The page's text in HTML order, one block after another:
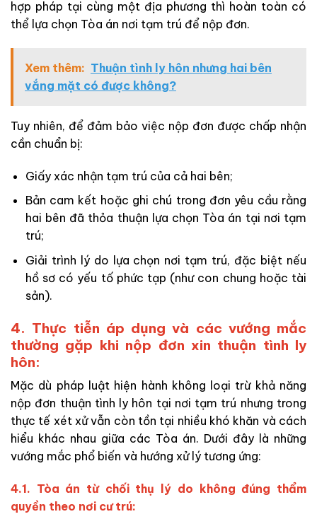
hợp pháp tại cùng một địa phương thì hoàn toàn có
thể lựa chọn Tòa án nơi tạm trú để nộp đơn.
Xem thêm: Thuận tình ly hôn nhưng hai bên
vắng mặt có được không?
Tuy nhiên, để đảm bảo việc nộp đơn được chấp nhận
cần chuẩn bị:
Giấy xác nhận tạm trú của cả hai bên;
Bản cam kết hoặc ghi chú trong đơn yêu cầu rằng
hai bên đã thỏa thuận lựa chọn Tòa án tại nơi tạm
trú;
Giải trình lý do lựa chọn nơi tạm trú, đặc biệt nếu
hồ sơ có yếu tố phức tạp (như con chung hoặc tài
sản).
4. Thực tiễn áp dụng và các vướng mắc
thường gặp khi nộp đơn xin thuận tình ly
hôn:
Mặc dù pháp luật hiện hành không loại trừ khả năng
nộp đơn thuận tình ly hôn tại nơi tạm trú nhưng trong
thực tế xét xử vẫn còn tồn tại nhiều khó khăn và cách
hiểu khác nhau giữa các Tòa án. Dưới đây là những
vướng mắc phổ biến và hướng xử lý tương ứng:
4.1. Tòa án từ chối thụ lý do không đúng thẩm
quyền theo nơi cư trú: